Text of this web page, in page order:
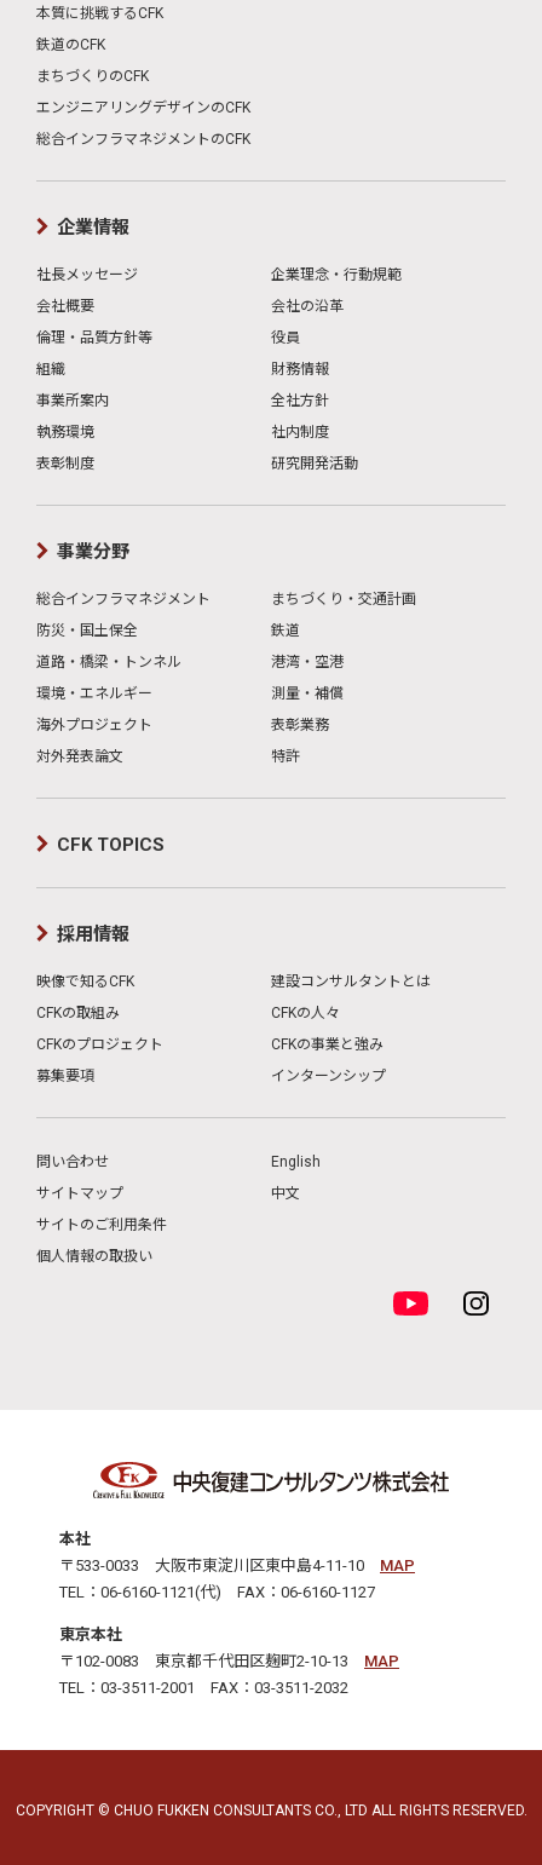
本質に挑戦するCFK
鉄道のCFK
まちづくりのCFK
エンジニアリングデザインのCFK
総合インフラマネジメントのCFK
企業情報
社長メッセージ
企業理念・行動規範
会社概要
会社の沿革
倫理・品質方針等
役員
組織
財務情報
事業所案内
全社方針
執務環境
社内制度
表彰制度
研究開発活動
事業分野
総合インフラマネジメント
まちづくり・交通計画
防災・国土保全
鉄道
道路・橋梁・トンネル
港湾・空港
環境・エネルギー
測量・補償
海外プロジェクト
表彰業務
対外発表論文
特許
CFK TOPICS
採用情報
映像で知るCFK
建設コンサルタントとは
CFKの取組み
CFKの人々
CFKのプロジェクト
CFKの事業と強み
募集要項
インターンシップ
問い合わせ
サイトマップ
サイトのご利用条件
個人情報の取扱い
English
中文
本社
〒533-0033 大阪市東淀川区東中島4-11-10 MAP
TEL：06-6160-1121(代) FAX：06-6160-1127
東京本社
〒102-0083 東京都千代田区麹町2-10-13 MAP
TEL：03-3511-2001 FAX：03-3511-2032
COPYRIGHT © CHUO FUKKEN CONSULTANTS CO., LTD ALL RIGHTS RESERVED.